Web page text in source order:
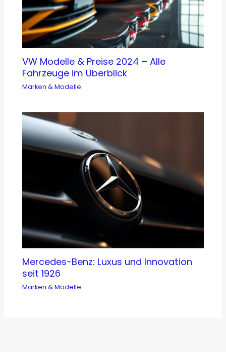
VW Modelle & Preise 2024 – Alle
Fahrzeuge im Überblick
Marken & Modelle
Mercedes-Benz: Luxus und Innovation
seit 1926
Marken & Modelle